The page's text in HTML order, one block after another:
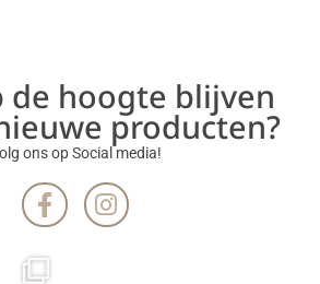
de hoogte blijven
producten?
ons op Social media!